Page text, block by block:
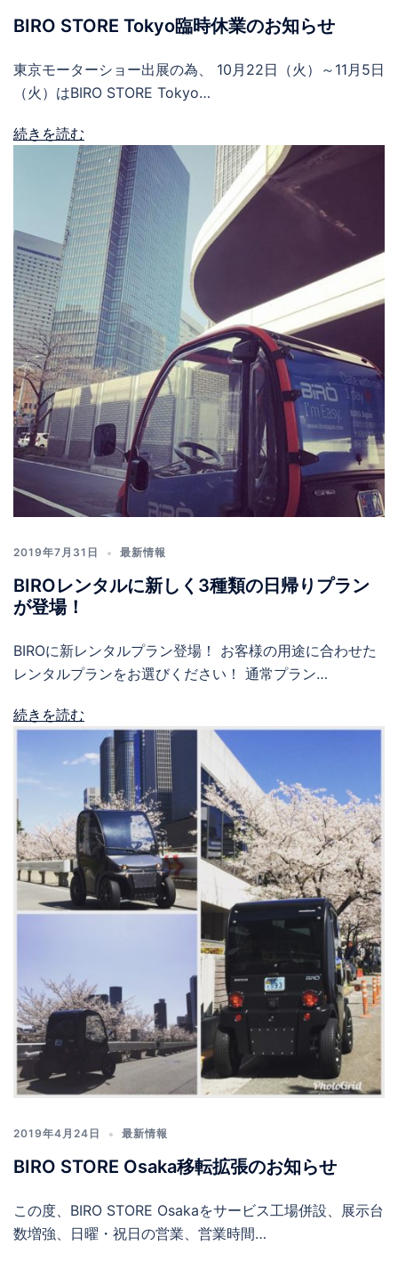
BIRO STORE Tokyo臨時休業のお知らせ
東京モーターショー出展の為、 10月22日（火）～11月5日
（火）はBIRO STORE Tokyo…
続きを読む
2019年7月31日 最新情報
BIROレンタルに新しく3種類の日帰りプラン
が登場！
BIROに新レンタルプラン登場！ お客様の用途に合わせた
レンタルプランをお選びください！ 通常プラン…
続きを読む
2019年4月24日 最新情報
BIRO STORE Osaka移転拡張のお知らせ
この度、BIRO STORE Osakaをサービス工場併設、展示台
数増強、日曜・祝日の営業、営業時間…